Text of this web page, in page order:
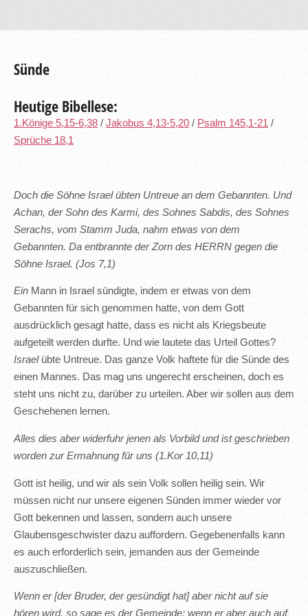
Sünde
Heutige Bibellese:
1.Könige 5,15-6,38 / Jakobus 4,13-5,20 / Psalm 145,1-21 /
Sprüche 18,1
Doch die Söhne Israel übten Untreue an dem Gebannten. Und
Achan, der Sohn des Karmi, des Sohnes Sabdis, des Sohnes
Serachs, vom Stamm Juda, nahm etwas von dem
Gebannten. Da entbrannte der Zorn des HERRN gegen die
Söhne Israel. (Jos 7,1)
Ein Mann in Israel sündigte, indem er etwas von dem
Gebannten für sich genommen hatte, von dem Gott
ausdrücklich gesagt hatte, dass es nicht als Kriegsbeute
aufgeteilt werden durfte. Und wie lautete das Urteil Gottes?
Israelübte Untreue. Das ganze Volk haftete für die Sünde des
einen Mannes. Das mag uns ungerecht erscheinen, doch es
steht uns nicht zu, darüber zu urteilen. Aber wir sollen aus dem
Geschehenen lernen.
Alles dies aber widerfuhr jenen als Vorbild und ist geschrieben
worden zur Ermahnung für uns (1.Kor 10,11)
Gott ist heilig, und wir als sein Volk sollen heilig sein. Wir
müssen nicht nur unsere eigenen Sünden immer wieder vor
Gott bekennen und lassen, sondern auch unsere
Glaubensgeschwister dazu auffordern. Gegebenenfalls kann
es auch erforderlich sein, jemanden aus der Gemeinde
auszuschließen.
Wenn er [der Bruder, der gesündigt hat] aber nicht auf sie
hören wird, so sage es der Gemeinde; wenn er aber auch auf